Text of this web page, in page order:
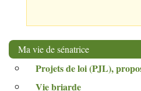
Ma vie de sénatrice
Projets de loi (PJL),
Vie briarde